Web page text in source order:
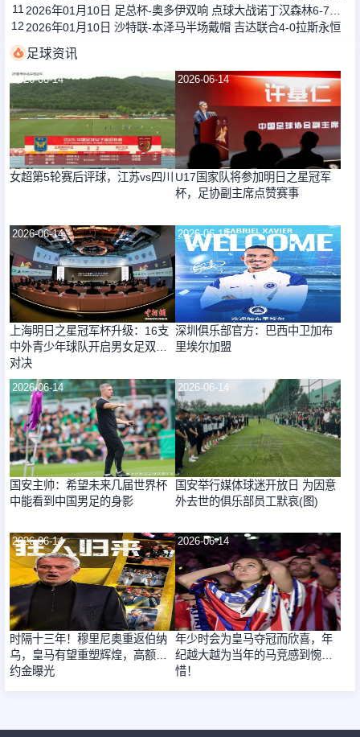
11
12 2026年01月10日 沙特联-本泽马半场戴帽 吉达联合4-0拉斯永恒
足球资讯
2026-06-14
女超第5轮赛后评球，江苏vs四川
2026-06-14
U17国家队将参加明日之星冠军
杯，足协副主席点赞赛事
2026-06-14
上海明日之星冠军杯升级：16支
中外青少年球队开启男女足双线
对决
2026-06-14
深圳俱乐部官方：巴西中卫加布
里埃尔加盟
2026-06-14
国安主帅：希望未来几届世界杯
中能看到中国男足的身影
2026-06-14
国安举行媒体球迷开放日 为因意
外去世的俱乐部员工默哀(图)
2026-06-14
时隔十三年！穆里尼奥重返伯纳
乌，皇马有望重塑辉煌，高额解
约金曝光
2026-06-14
年少时会为皇马夺冠而欣喜，年
纪越大越为当年的马竞感到惋
惜！